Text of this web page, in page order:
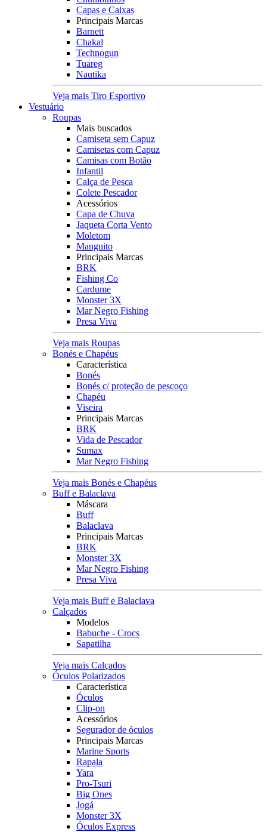
Capas e Caixas
Principais Marcas
Barnett
Chakal
Technogun
Tuareg
Nautika
Veja mais Tiro Esportivo
Vestuário
Roupas
Mais buscados
Camiseta sem Capuz
Camisetas com Capuz
Camisas com Botão
Infantil
Calça de Pesca
Colete Pescador
Acessórios
Capa de Chuva
Jaqueta Corta Vento
Moletom
Manguito
Principais Marcas
BRK
Fishing Co
Cardume
Monster 3X
Mar Negro Fishing
Presa Viva
Veja mais Roupas
Bonés e Chapéus
Característica
Bonés
Bonés c/ proteção de pescoço
Chapéu
Viseira
Principais Marcas
BRK
Vida de Pescador
Sumax
Mar Negro Fishing
Veja mais Bonés e Chapéus
Buff e Balaclava
Máscara
Buff
Balaclava
Principais Marcas
BRK
Monster 3X
Mar Negro Fishing
Presa Viva
Veja mais Buff e Balaclava
Calçados
Modelos
Babuche - Crocs
Sapatilha
Veja mais Calçados
Óculos Polarizados
Característica
Óculos
Clip-on
Acessórios
Segurador de óculos
Principais Marcas
Marine Sports
Rapala
Yara
Pro-Tsuri
Big Ones
Jogá
Monster 3X
Óculos Express